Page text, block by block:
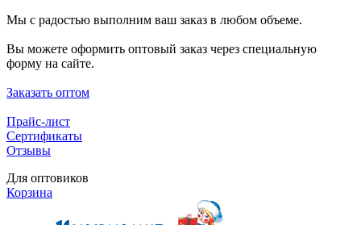
Мы с радостью выполним ваш заказ в любом объеме.
Вы можете оформить оптовый заказ через специальную
форму на сайте.
Заказать оптом
Прайс-лист
Сертификаты
Отзывы
Для оптовиков
Корзина